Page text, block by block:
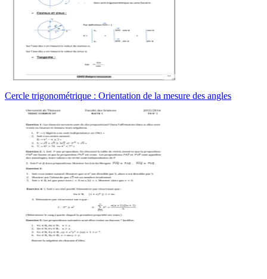
Cercle trigonométrique : Orientation de la mesure des angles